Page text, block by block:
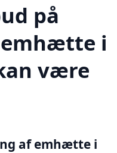
på
i
være
af emhætte i